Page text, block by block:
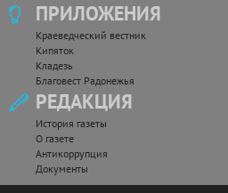
ПРИЛОЖЕНИЯ
Краеведческий вестник
Кипяток
Кладезь
Благовест Радонежья
РЕДАКЦИЯ
История газеты
О газете
Антикоррупция
Документы